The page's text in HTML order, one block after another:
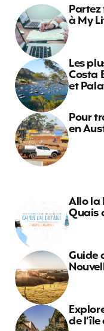
à My
Les
Costa
et
Pour
en
Allo la
Quais
Guide
de